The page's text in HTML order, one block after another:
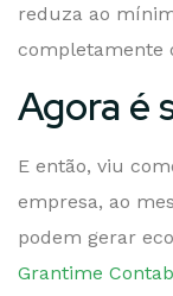
reduza ao
completamente
Agora é
E então, viu
empresa, ao
podem gerar
Grantime